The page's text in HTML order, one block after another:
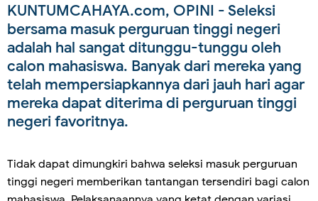
KUNTUMCAHAYA.com, OPINI - Seleksi
bersama masuk perguruan tinggi negeri
adalah hal sangat ditunggu-tunggu oleh
calon mahasiswa. Banyak dari mereka yang
telah mempersiapkannya dari jauh hari agar
mereka dapat diterima di perguruan tinggi
negeri favoritnya.
Tidak dapat dimungkiri bahwa seleksi masuk perguruan
tinggi negeri memberikan tantangan tersendiri bagi calon